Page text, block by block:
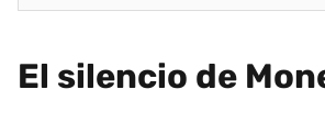
El silencio de